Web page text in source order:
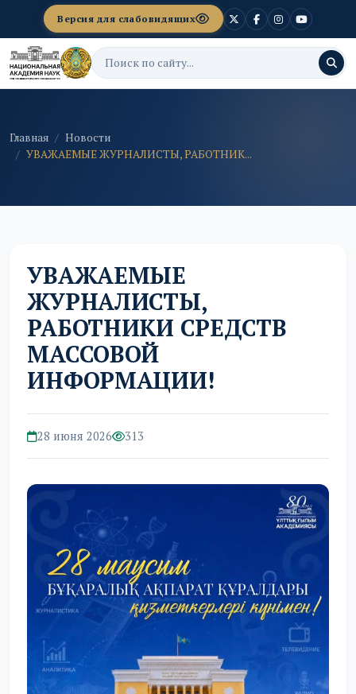
Версия для слабовидящих
Главная
Новости
УВАЖАЕМЫЕ ЖУРНАЛИСТЫ, РАБОТНИК...
УВАЖАЕМЫЕ
ЖУРНАЛИСТЫ,
РАБОТНИКИ СРЕДСТВ
МАССОВОЙ
ИНФОРМАЦИИ!
28 июня 2026 313